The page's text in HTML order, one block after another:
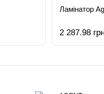
Ламінатор
2 287.98